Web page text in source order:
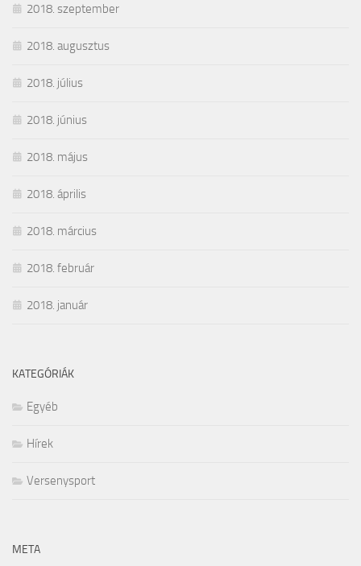
2018. szeptember
2018. augusztus
2018. július
2018. június
2018. május
2018. április
2018. március
2018. február
2018. január
KATEGÓRIÁK
Egyéb
Hírek
Versenysport
META